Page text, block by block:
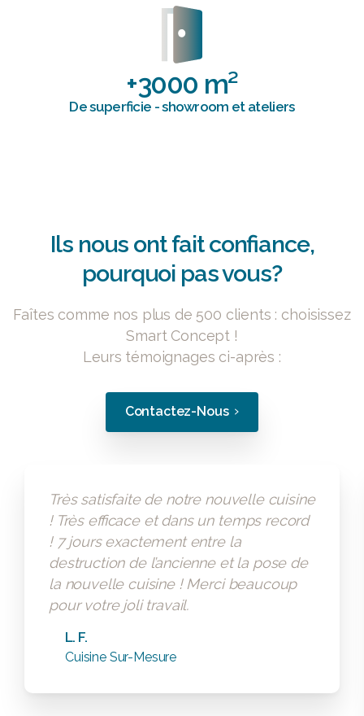
+3000 m²
De superficie - showroom et ateliers
Ils nous ont fait confiance,
pourquoi pas vous?
Faîtes comme nos plus de 500 clients : choisissez
Smart Concept !
Leurs témoignages ci-après :
Contactez-Nous
Très satisfaite de notre nouvelle cuisine
! Très efficace et dans un temps record
! 7 jours exactement entre la
destruction de l’ancienne et la pose de
la nouvelle cuisine ! Merci beaucoup
pour votre joli travail.
L. F.
Cuisine Sur-Mesure